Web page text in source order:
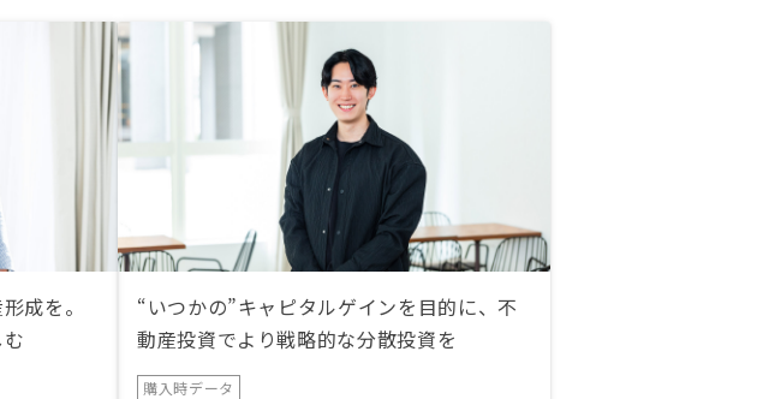
成を。
“いつかの”キャピタルゲインを目的に、不
動産投資でより戦略的な分散投資を
購入時データ